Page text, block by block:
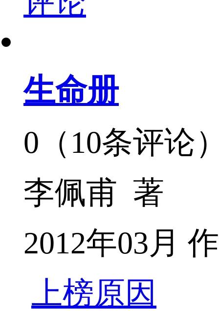
生命册
0（10条评论
李佩甫 著
2012年03月
上榜原因